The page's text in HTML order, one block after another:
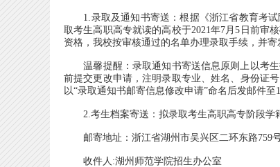
1.录取及通知书寄送：根据《浙江省教育考试
取考生高职高专就读的高校于2021年7月5日前审
资格，我校按审核通过的名单办理录取手续，并寄
温馨提醒：录取通知书寄送信息原则上以考生
前提交更改申请，注明录取专业、姓名、身份证
以“录取通知书邮寄信息修改申请”命名后发邮件至
2.考生档案寄送：拟录取考生高职高专阶段学
邮寄地址：浙江省湖州市吴兴区二环东路759
收件人:湖州师范学院招生办公室